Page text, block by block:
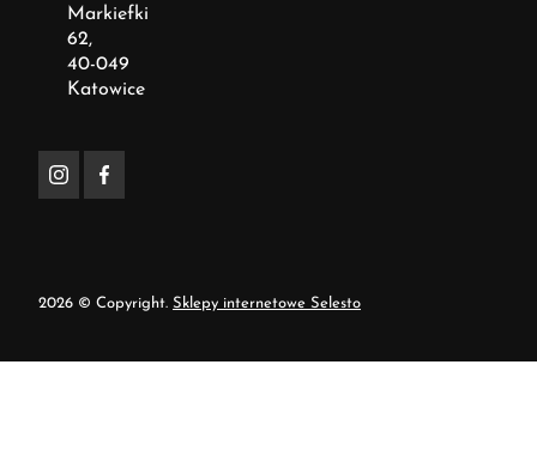
Markiefki
62,
40-049
Katowice
2026 © Copyright. Sklepy internetowe Selesto